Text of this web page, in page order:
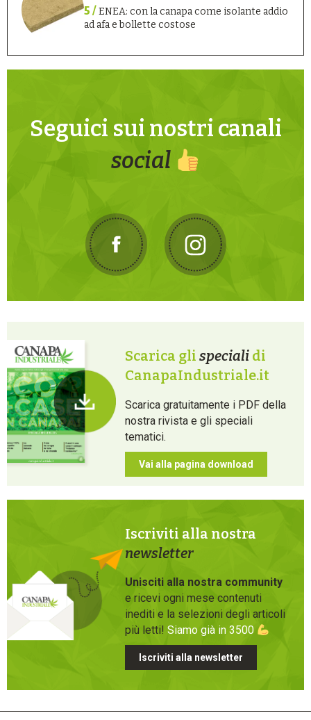
5 /ENEA: con la canapa come isolante addio
ad afa e bollette costose
Seguici sui nostri canali
social
Scarica gli speciali di
CanapaIndustriale.it
Scarica gratuitamente i PDF della
nostra rivista e gli speciali
tematici.
Vai alla pagina download
Iscriviti alla nostra
newsletter
Unisciti alla nostra community
e ricevi ogni mese contenuti
inediti e la selezioni degli articoli
più letti! Siamo già in 3500
Iscriviti alla newsletter